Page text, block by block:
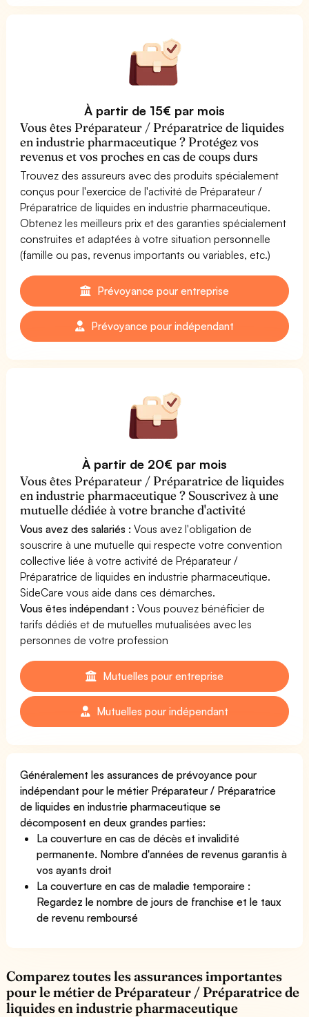
À partir de 15€ par mois
Vous êtes Préparateur / Préparatrice de liquides
en industrie pharmaceutique ? Protégez vos
revenus et vos proches en cas de coups durs
Trouvez des assureurs avec des produits spécialement
conçus pour l'exercice de l'activité de Préparateur /
Préparatrice de liquides en industrie pharmaceutique.
Obtenez les meilleurs prix et des garanties spécialement
construites et adaptées à votre situation personnelle
(famille ou pas, revenus importants ou variables, etc.)
Prévoyance pour entreprise
Prévoyance pour indépendant
À partir de 20€ par mois
Vous êtes Préparateur / Préparatrice de liquides
en industrie pharmaceutique ? Souscrivez à une
mutuelle dédiée à votre branche d'activité
Vous avez des salariés : Vous avez l'obligation de
souscrire à une mutuelle qui respecte votre convention
collective liée à votre activité de Préparateur /
Préparatrice de liquides en industrie pharmaceutique.
SideCare vous aide dans ces démarches.
Vous êtes indépendant : Vous pouvez bénéficier de
tarifs dédiés et de mutuelles mutualisées avec les
personnes de votre profession
Mutuelles pour entreprise
Mutuelles pour indépendant
Généralement les assurances de prévoyance pour
indépendant pour le métier Préparateur / Préparatrice
de liquides en industrie pharmaceutique se
décomposent en deux grandes parties:
La couverture en cas de décès et invalidité
permanente. Nombre d'années de revenus garantis à
vos ayants droit
La couverture en cas de maladie temporaire :
Regardez le nombre de jours de franchise et le taux
de revenu remboursé
Comparez toutes les assurances importantes
pour le métier de Préparateur / Préparatrice de
liquides en industrie pharmaceutique